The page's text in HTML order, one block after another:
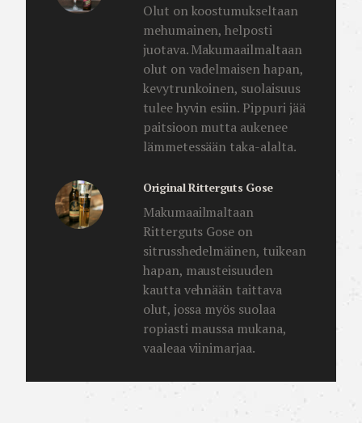
Olut on koostumukseltaan
mehumainen, helposti
juotava. Makumaailmaltaan
olut on vadelmaisen hapan,
kevytrunkoinen, suolaisuus
tulee hyvin esiin. Pippuri jää
paitsioon mutta aukenee
lämmetessään taka-alalta.
Original Ritterguts Gose
Makumaailmaltaan
Ritterguts Gose on
sitrusshedelmäinen, tuikean
hapan, mausteisuuden
kautta vehnään taittava
olut, jossa myös suolaa
ropiasti maussa mukana,
vaaleaa viinimarjaa.